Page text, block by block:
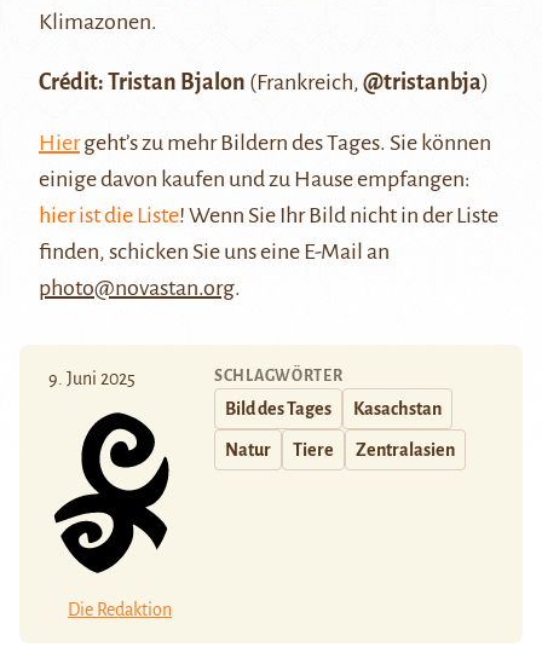
Klimazonen.
Crédit: Tristan Bjalon (Frankreich, @tristanbja)
Hiergeht’s zu mehr Bildern des Tages. Sie können
einige davon kaufen und zu Hause empfangen:
hier ist die Liste! Wenn Sie Ihr Bild nicht in der Liste
finden, schicken Sie uns eine E-Mail an
photo@novastan.org.
9. Juni 2025
Die Redaktion
SCHLAGWÖRTER
Bild des Tages Kasachstan
Natur Tiere Zentralasien